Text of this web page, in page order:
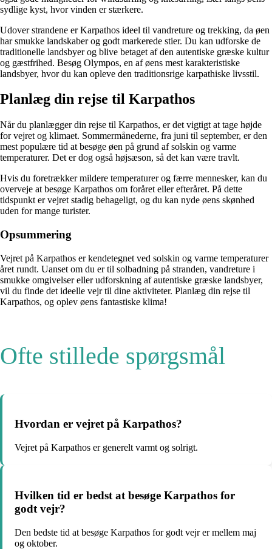
sydlige kyst, hvor vinden er stærkere.
Udover strandene er Karpathos ideel til vandreture og trekking, da øen
har smukke landskaber og godt markerede stier. Du kan udforske de
traditionelle landsbyer og blive betaget af den autentiske græske kultur
og gæstfrihed. Besøg Olympos, en af øens mest karakteristiske
landsbyer, hvor du kan opleve den traditionsrige karpathiske livsstil.
Planlæg din rejse til Karpathos
Når du planlægger din rejse til Karpathos, er det vigtigt at tage højde
for vejret og klimaet. Sommermånederne, fra juni til september, er den
mest populære tid at besøge øen på grund af solskin og varme
temperaturer. Det er dog også højsæson, så det kan være travlt.
Hvis du foretrækker mildere temperaturer og færre mennesker, kan du
overveje at besøge Karpathos om foråret eller efteråret. På dette
tidspunkt er vejret stadig behageligt, og du kan nyde øens skønhed
uden for mange turister.
Opsummering
Vejret på Karpathos er kendetegnet ved solskin og varme temperaturer
året rundt. Uanset om du er til solbadning på stranden, vandreture i
smukke omgivelser eller udforskning af autentiske græske landsbyer,
vil du finde det ideelle vejr til dine aktiviteter. Planlæg din rejse til
Karpathos, og oplev øens fantastiske klima!
Ofte stillede spørgsmål
Hvordan er vejret på Karpathos?
Vejret på Karpathos er generelt varmt og solrigt.
Hvilken tid er bedst at besøge Karpathos for
godt vejr?
Den bedste tid at besøge Karpathos for godt vejr er mellem maj
og oktober.